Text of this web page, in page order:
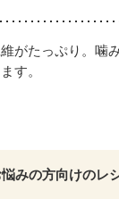
がたっぷり。噛
す。
みの方向けのレ